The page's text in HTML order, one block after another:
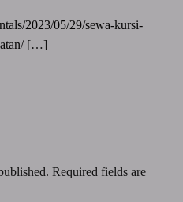
2023/05/29/sewa-kursi-
[…]
Required fields are